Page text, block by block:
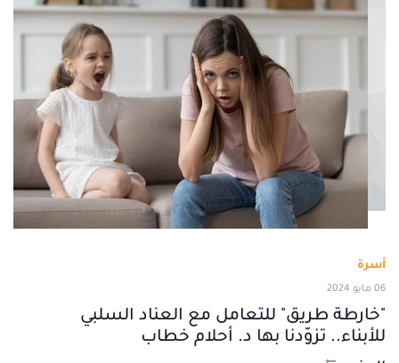
أسرة
06 مايو 2024
"خارطة طريق" للتعامل مع العناد السلبي
للأبناء.. تزوّدنا بها د. أحلام خطاب